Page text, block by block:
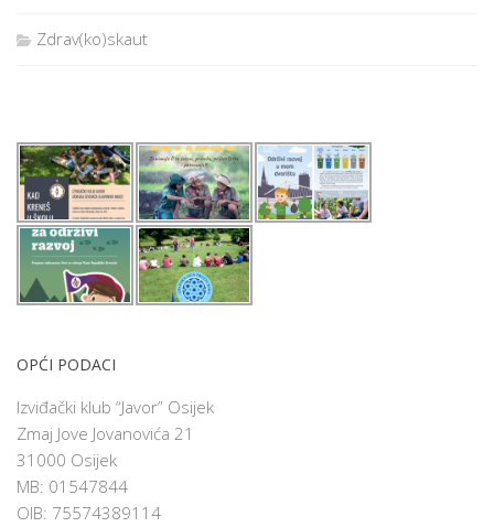
Zdrav(ko)skaut
OPĆI PODACI
Izviđački klub “Javor” Osijek
Zmaj Jove Jovanovića 21
31000 Osijek
MB: 01547844
OIB: 75574389114